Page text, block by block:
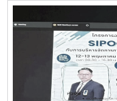
เหนือ) จังหวัดเชียงใหม่ ผ
ใช้เทคโนโลยี PLU”สมา
ปริญญาโท คณะวิศวกรรม
ด่านกระโทกนักศึกษาปริ
เกษตร• นายตันติกร กัน
บริหารธุรกิจ• Nirmala
Ramisettyนักศึกษาปริญ